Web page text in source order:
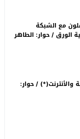
مع الشبكة
الورق / حوار: الطاهر
والأنترنت(*) / حوار: